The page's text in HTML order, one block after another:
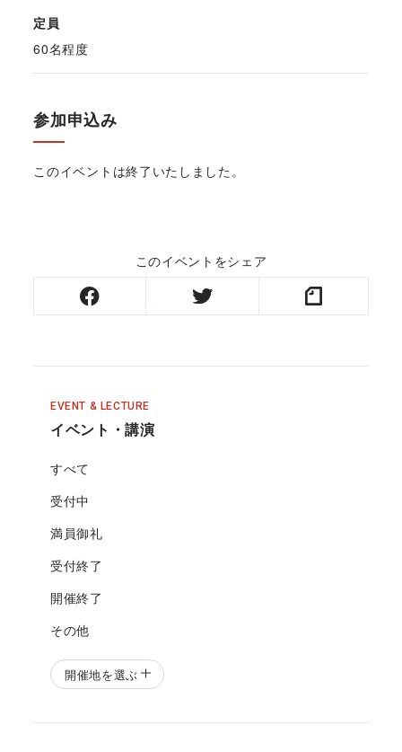
定員
60名程度
参加申込み
このイベントは終了いたしました。
このイベントをシェア
EVENT & LECTURE
イベント・講演
すべて
受付中
満員御礼
受付終了
開催終了
その他
開催地を選ぶ